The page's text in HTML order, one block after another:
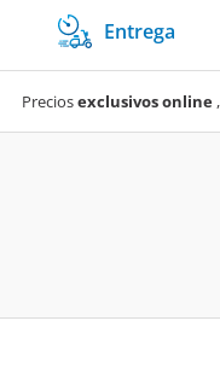
Entrega
Preciosexclusivos online,